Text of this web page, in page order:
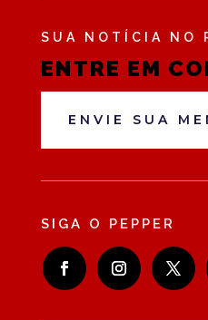
SUA NOTÍCIA NO
ENTRE EM
ENVIE SUA
SIGA O PEPPER